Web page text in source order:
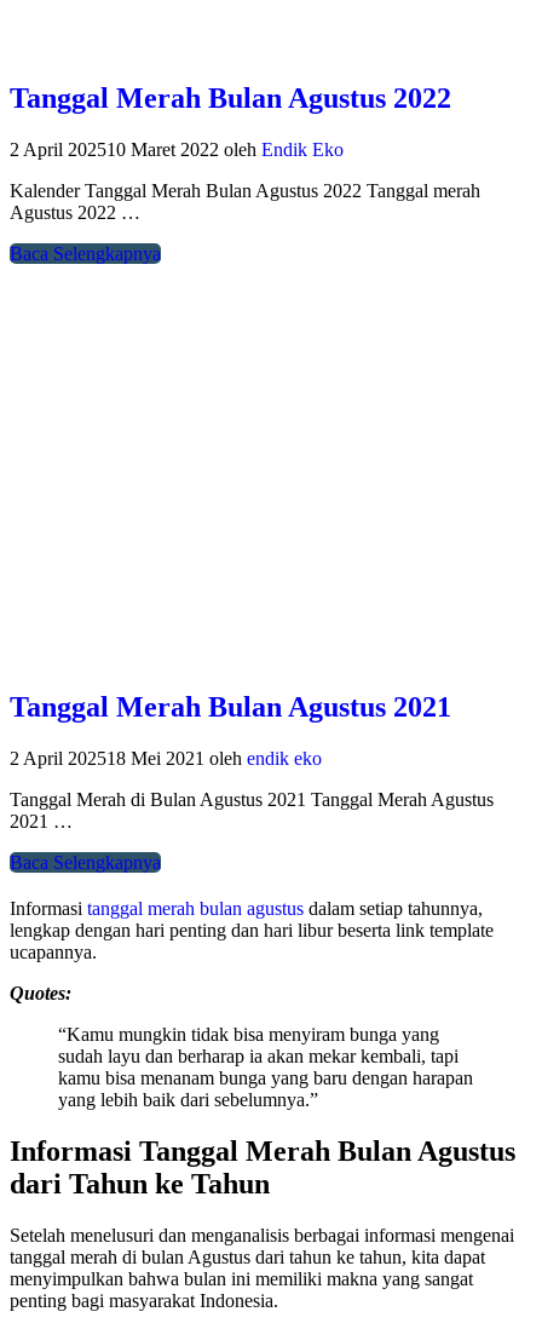
Tanggal Merah Bulan Agustus 2022
2 April 202510 Maret 2022 oleh Endik Eko
Kalender Tanggal Merah Bulan Agustus 2022 Tanggal merah
Agustus 2022 …
Baca Selengkapnya
Tanggal Merah Bulan Agustus 2021
2 April 202518 Mei 2021 oleh endik eko
Tanggal Merah di Bulan Agustus 2021 Tanggal Merah Agustus
2021 …
Baca Selengkapnya
Informasi tanggal merah bulan agustus dalam setiap tahunnya,
lengkap dengan hari penting dan hari libur beserta link template
ucapannya.
Quotes:
“Kamu mungkin tidak bisa menyiram bunga yang
sudah layu dan berharap ia akan mekar kembali, tapi
kamu bisa menanam bunga yang baru dengan harapan
yang lebih baik dari sebelumnya.”
Informasi Tanggal Merah Bulan Agustus
dari Tahun ke Tahun
Setelah menelusuri dan menganalisis berbagai informasi mengenai
tanggal merah di bulan Agustus dari tahun ke tahun, kita dapat
menyimpulkan bahwa bulan ini memiliki makna yang sangat
penting bagi masyarakat Indonesia.